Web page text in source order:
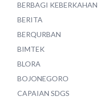
BERBAGI KEBERKAHAN
BERITA
BERQURBAN
BIMTEK
BLORA
BOJONEGORO
CAPAIAN SDGS